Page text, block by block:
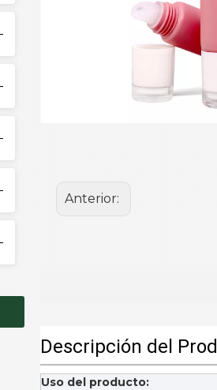
Anterior:
Descripción del
Uso del producto: